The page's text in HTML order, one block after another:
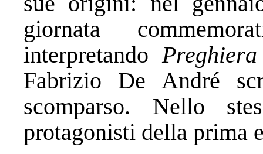
giornata
interpretando
Fabrizio De André
scomparso. Nello
protagonisti della prima